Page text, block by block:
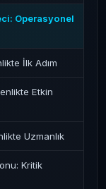
Operasyonel
İlk Adım
Etkin
Uzmanlık
Kritik